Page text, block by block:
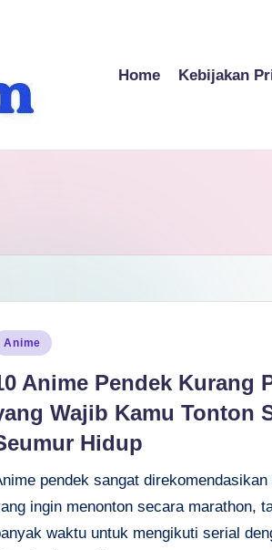
Home Kebijakan
Anime
Anime Pendek Kurang
Wajib Kamu Tonton
Hidup
pendek sangat
ingin menonton secara marathon,
waktu untuk mengikuti serial